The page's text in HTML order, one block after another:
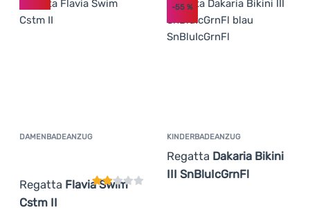
DAMENBADEANZUG
Regatta Flavia Swim
Cstm II
KundenbewertungKINDERBADEANZUG
Regatta Dakaria Bikini
III SnBluIcGrnFl
-55%